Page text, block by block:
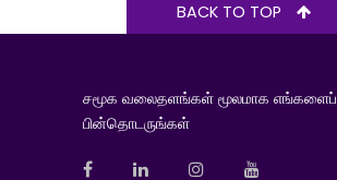
BACK TO TOP
சமூக வலைதளங்கள் மூலமாக எங்களைப்
பின்தொடருங்கள்